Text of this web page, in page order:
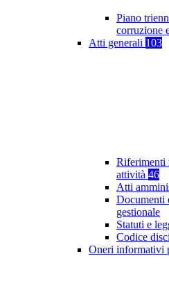
Piano
corruzione
Atti generali 103
Riferimenti
attività 46
Atti
Documenti
gestionale
Statuti e
Codice
Oneri informativi